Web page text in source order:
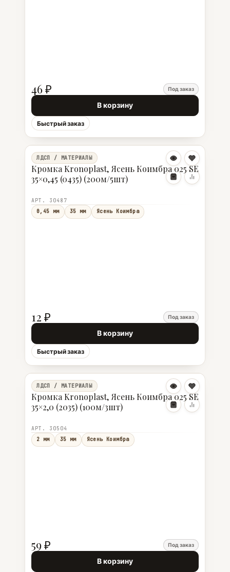
46 ₽ Под заказ
В корзину
Быстрый заказ
ЛДСП / МАТЕРИАЛЫ
Кромка Kronoplast, Ясень Коимбра 025 SE
35×0,45 (0435) (200м/5шт)
АРТ. 30487
0,45 мм
35 мм Ясень Коимбра
12 ₽ Под заказ
В корзину
Быстрый заказ
ЛДСП / МАТЕРИАЛЫ
Кромка Kronoplast, Ясень Коимбра 025 SE
35×2,0 (2035) (100м/3шт)
АРТ. 30504
2 мм
35 мм Ясень Коимбра
59 ₽ Под заказ
В корзину